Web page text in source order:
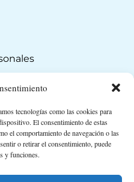
tecnologías como las cookies para
El consentimiento de estas
el comportamiento de navegación o las
o retirar el consentimiento, puede
y funciones.